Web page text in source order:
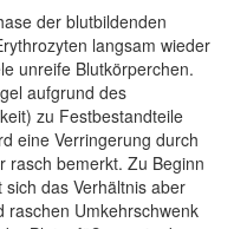
der blutbildenden
langsam wieder
unreife Blutkörperchen.
aufgrund des
zu Festbestandteile
eine Verringerung durch
rasch bemerkt. Zu Beginn
das Verhältnis aber
raschen Umkehrschwenk